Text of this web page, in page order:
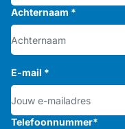
Achternaam *
E-mail *
Telefoonnummer*